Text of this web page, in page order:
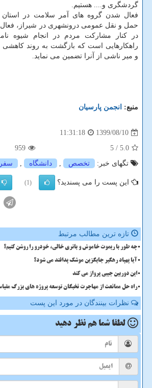
گردشگری و.... هستیم.
فعال شدن گروه های آمر سلامت در
حمل و نقل عمومی درونشهری در شیراز، فعال
در کنار مشارکت مردم در انجام شیوه
راهکارهایی است که بازگشت به روند کاهشی
و میر ناشی از آنرا تضمین می نماید.
منبع: انجمن پارسیان
1399/08/10
11:31:18
5.0
/ 5
959
تگهای خبر:
تخصص , دانشگاه , سفر
این پست را می پسندید؟ (1)
تازه ترین مطالب مرتبط
چه طور با ریموت خاموش و باتری خالی، خودرو را روشن کنیم؟
آیا پهپاد رهگیر جایگزین موشک پدافند می شود؟
این دوربین جیبی پرواز می کند
راه حل ممانعت از مهاجرت نخبگان توسعه پروژه های بزرگ
نظرات بینندگان در مورد این پست
لطفا شما هم نظر دهید